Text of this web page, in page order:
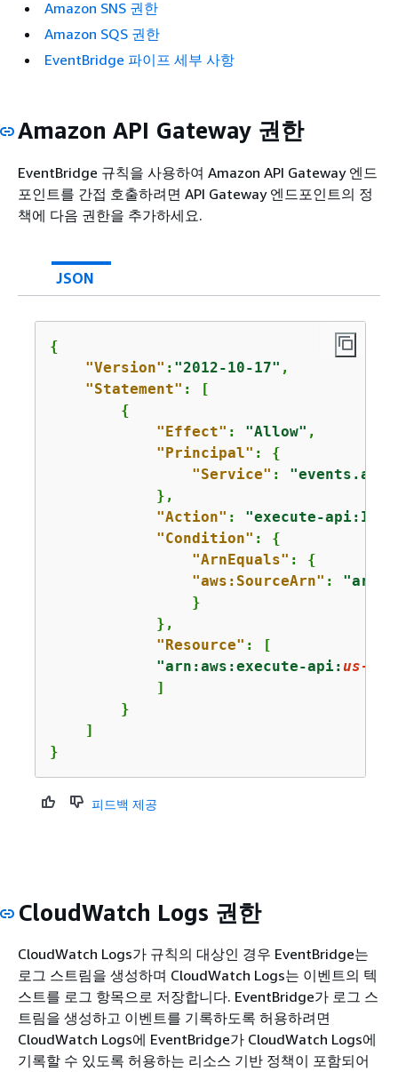
Amazon SNS 권한
Amazon SQS 권한
EventBridge 파이프 세부 사항
Amazon API Gateway 권한
EventBridge 규칙을 사용하여 Amazon API Gateway 엔드
포인트를 간접 호출하려면 API Gateway 엔드포인트의 정
책에 다음 권한을 추가하세요.
JSON
{
"Version" : "2012-10-17" ,
"Statement" : [
{
"Effect" : "Allow" ,
"Principal" : {
"Service" :
            },
"Action" : "execute-
"Condition" : {
"ArnEquals" : {
"aws:SourceArn" :
                }
            },
"Resource" : [
"arn:aws:execute-api:us-
            ]
        }
    ]
}
피드백 제공
CloudWatch Logs 권한
CloudWatch Logs가 규칙의 대상인 경우 EventBridge는
로그 스트림을 생성하며 CloudWatch Logs는 이벤트의 텍
스트를 로그 항목으로 저장합니다. EventBridge가 로그 스
트림을 생성하고 이벤트를 기록하도록 허용하려면
CloudWatch Logs에 EventBridge가 CloudWatch Logs에
기록할 수 있도록 허용하는 리소스 기반 정책이 포함되어